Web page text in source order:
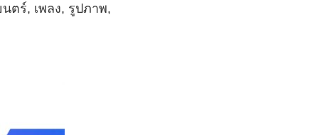
ตร์, เพลง, รูปภาพ,